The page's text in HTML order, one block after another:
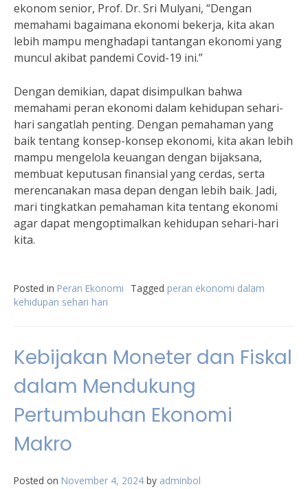
ekonom senior, Prof. Dr. Sri Mulyani, “Dengan
memahami bagaimana ekonomi bekerja, kita akan
lebih mampu menghadapi tantangan ekonomi yang
muncul akibat pandemi Covid-19 ini.”
Dengan demikian, dapat disimpulkan bahwa
memahami peran ekonomi dalam kehidupan sehari-
hari sangatlah penting. Dengan pemahaman yang
baik tentang konsep-konsep ekonomi, kita akan lebih
mampu mengelola keuangan dengan bijaksana,
membuat keputusan finansial yang cerdas, serta
merencanakan masa depan dengan lebih baik. Jadi,
mari tingkatkan pemahaman kita tentang ekonomi
agar dapat mengoptimalkan kehidupan sehari-hari
kita.
Posted in Peran Ekonomi Tagged peran ekonomi dalam
kehidupan sehari hari
Kebijakan Moneter dan Fiskal
dalam Mendukung
Pertumbuhan Ekonomi
Makro
Posted on November 4, 2024 by adminbol